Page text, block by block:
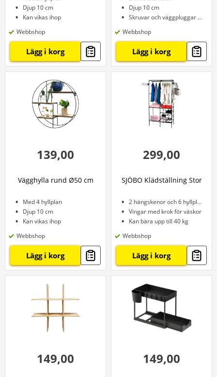
Djup 10 cm
Kan vikas ihop
Webbshop
Lägg i korg
Djup 10 cm
Skruvar och väggpluggar ingår
Webbshop
Lägg i korg
139,00
Vägghylla rund Ø50 cm
Med 4 hyllplan
Djup 10 cm
Kan vikas ihop
Webbshop
Lägg i korg
299,00
SJÖBO Klädställning Stor
2 hängskenor och 6 hyllplan
Vingar med krok för väskor
Kan bära upp till 40 kg
Webbshop
Lägg i korg
149,00 149,00